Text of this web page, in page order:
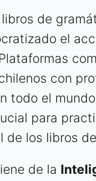
de
el
con
todo el
para
de los libros
de la